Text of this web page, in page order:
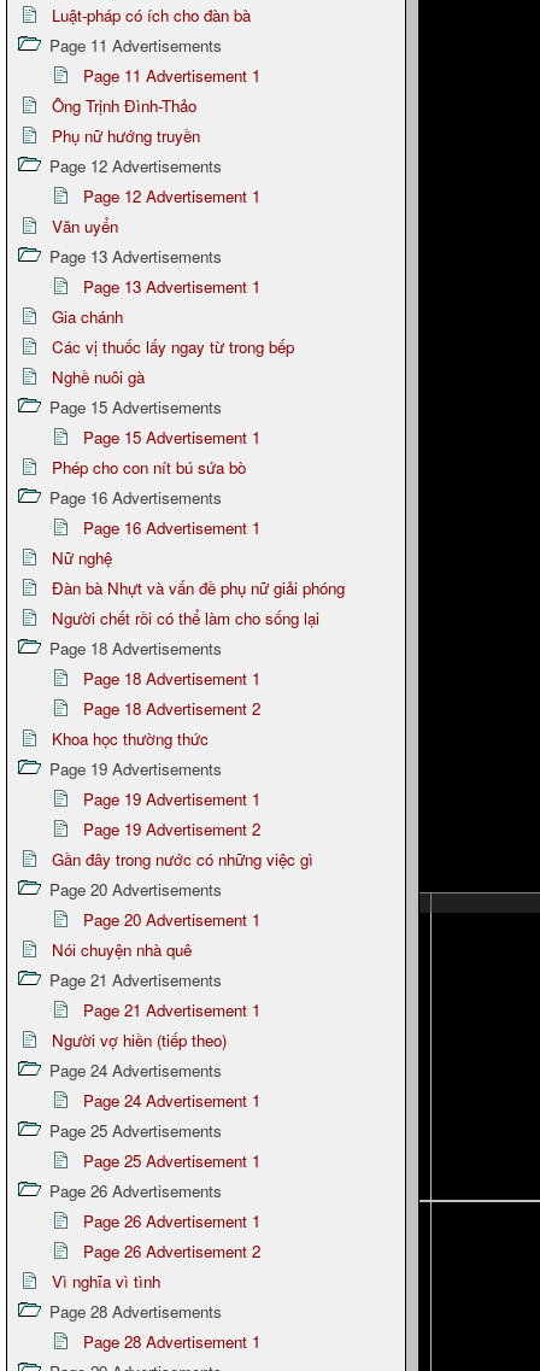
Luật-pháp có ích cho đàn bà
Page 11 Advertisements
Page 11 Advertisement 1
Ông Trịnh Đình-Thảo
Phụ nữ hướng truyền
Page 12 Advertisements
Page 12 Advertisement 1
Văn uyển
Page 13 Advertisements
Page 13 Advertisement 1
Gia chánh
Các vị thuốc lấy ngay từ trong bếp
Nghề nuôi gà
Page 15 Advertisements
Page 15 Advertisement 1
Phép cho con nít bú sứa bò
Page 16 Advertisements
Page 16 Advertisement 1
Nữ nghệ
Đàn bà Nhựt và vấn đề phụ nữ giải phóng
Người chết rồi có thể làm cho sống lại
Page 18 Advertisements
Page 18 Advertisement 1
Page 18 Advertisement 2
Khoa học thường thức
Page 19 Advertisements
Page 19 Advertisement 1
Page 19 Advertisement 2
Gần đây trong nước có những việc gì
Page 20 Advertisements
Page 20 Advertisement 1
Nói chuyện nhà quê
Page 21 Advertisements
Page 21 Advertisement 1
Người vợ hiền (tiếp theo)
Page 24 Advertisements
Page 24 Advertisement 1
Page 25 Advertisements
Page 25 Advertisement 1
Page 26 Advertisements
Page 26 Advertisement 1
Page 26 Advertisement 2
Vì nghĩa vì tình
Page 28 Advertisements
Page 28 Advertisement 1